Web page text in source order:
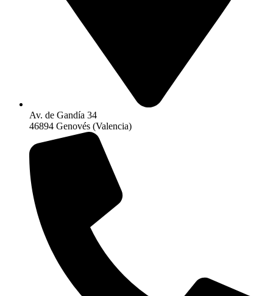
Av. de Gandía 34
46894 Genovés (Valencia)